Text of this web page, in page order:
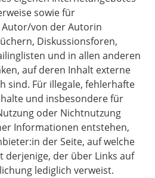
sowie für
von der Autorin
Diskussionsforen,
und in allen anderen
auf deren Inhalt externe
sind. Für illegale, fehlerhafte
und insbesondere für
oder Nichtnutzung
Informationen entstehen,
der Seite, auf welche
derjenige, der über Links auf
lediglich verweist.